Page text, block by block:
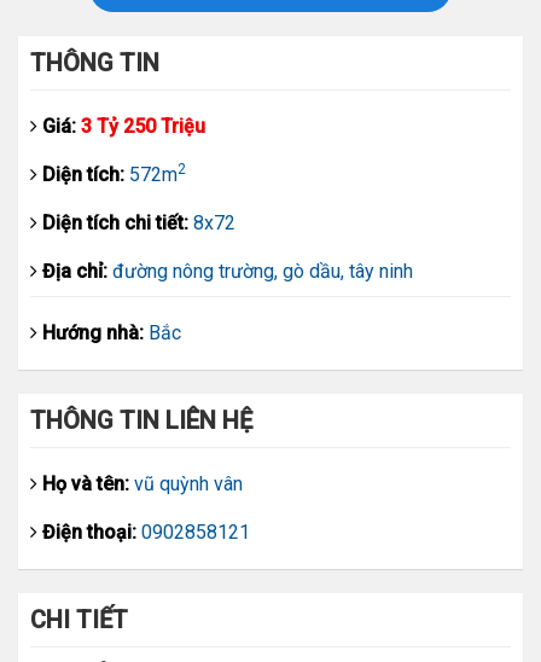
THÔNG TIN
Giá: 3 Tỷ 250 Triệu
Diện tích: 572m2
Diện tích chi tiết: 8x72
Địa chỉ: đường nông trường, gò dầu, tây ninh
Hướng nhà: Bắc
THÔNG TIN LIÊN HỆ
Họ và tên: vũ quỳnh vân
Điện thoại: 0902858121
CHI TIẾT